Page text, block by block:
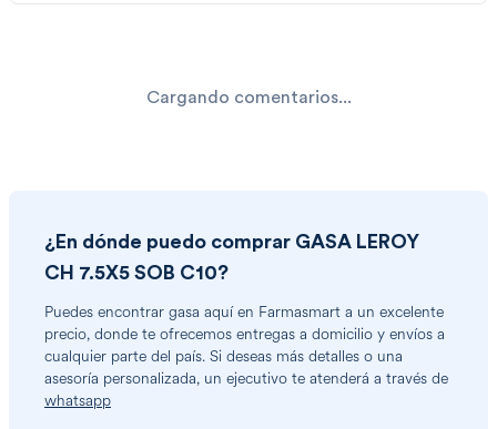
Cargando comentarios...
¿En dónde puedo comprar GASA LEROY
CH 7.5X5 SOB C10?
Puedes encontrar gasa aquí en Farmasmart a un excelente
precio, donde te ofrecemos entregas a domicilio y envíos a
cualquier parte del país. Si deseas más detalles o una
asesoría personalizada, un ejecutivo te atenderá a través de
whatsapp